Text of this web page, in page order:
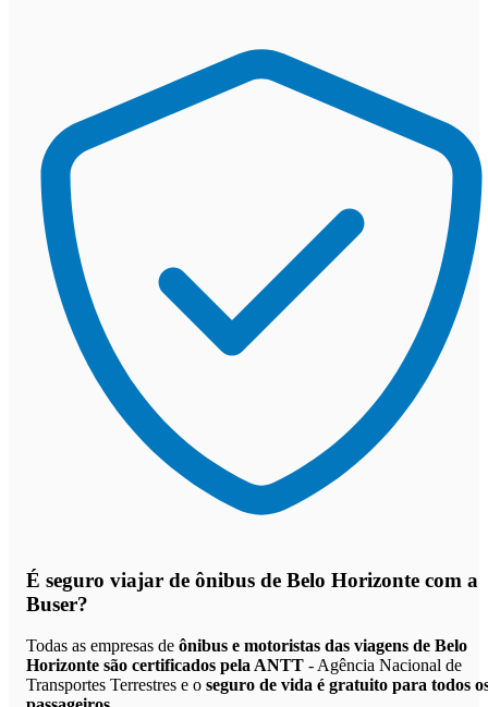
É seguro viajar de ônibus de Belo Horizonte com a
Buser?
Todas as empresas de ônibus e motoristas das viagens de Belo
Horizonte são certificados pela ANTT - Agência Nacional de
Transportes Terrestres e o seguro de vida é gratuito para todos